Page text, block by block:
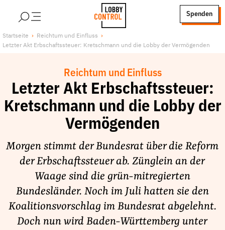
LobbyControl
StartSeite
Spenden
Über uns
Finanzierung
Jobs
Publikationen und Material
Unsere Schwerpunkte
Lobbykontrolle und Regeln
Lobbyismus und Klima
Macht der Digitalkonzerne
Spenden & Fördern
Startseite
Reichtum und Einfluss
Letzter Akt Erbschaftssteuer: Kretschmann und die Lobby der Vermögenden
Reichtum und Einfluss
Letzter Akt Erbschaftssteuer:
Kretschmann und die Lobby der
Vermögenden
Morgen stimmt der Bundesrat über die Reform
der Erbschaftssteuer ab. Zünglein an der
Waage sind die grün-mitregierten
Bundesländer. Noch im Juli hatten sie den
Koalitionsvorschlag im Bundesrat abgelehnt.
Doch nun wird Baden-Württemberg unter